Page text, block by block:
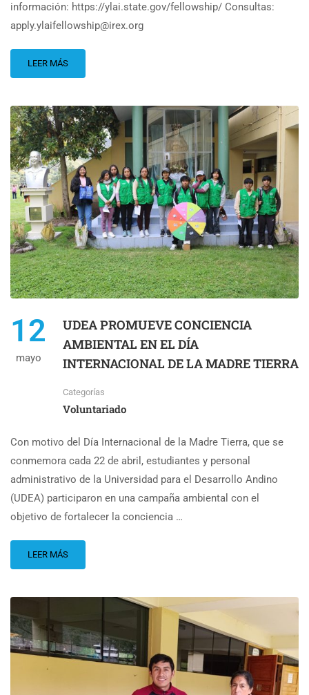
información: https://ylai.state.gov/fellowship/ Consultas:
apply.ylaifellowship@irex.org
LEER MÁS
12
mayo
UDEA PROMUEVE CONCIENCIA
AMBIENTAL EN EL DÍA
INTERNACIONAL DE LA MADRE TIERRA
Categorías
Voluntariado
Con motivo del Día Internacional de la Madre Tierra, que se
conmemora cada 22 de abril, estudiantes y personal
administrativo de la Universidad para el Desarrollo Andino
(UDEA) participaron en una campaña ambiental con el
objetivo de fortalecer la conciencia …
LEER MÁS